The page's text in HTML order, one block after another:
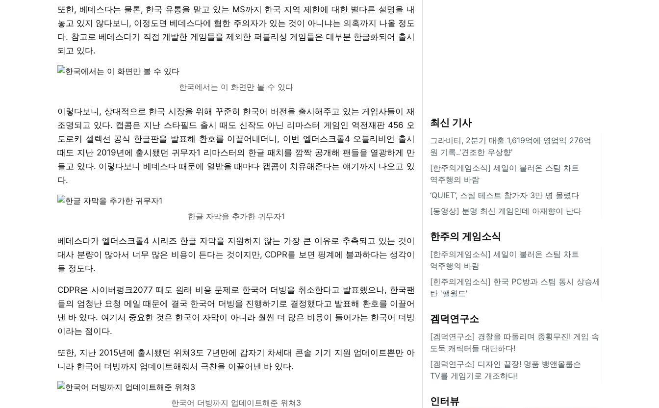
또한, 베데스다는 물론, 한국 유통을 맡고 있는 MS까지 한국 지역 제한에 대한 별다른 설명을 내
놓고 있지 않다보니, 이정도면 베데스다에 혐한 주의자가 있는 것이 아니냐는 의혹까지 나올 정도
다. 참고로 베데스다가 직접 개발한 게임들을 제외한 퍼블리싱 게임들은 대부분 한글화되어 출시
되고 있다.
한국에서는 이 화면만 볼 수 있다
이렇다보니, 상대적으로 한국 시장을 위해 꾸준히 한국어 버전을 출시해주고 있는 게임사들이 재
조명되고 있다. 캡콤은 지난 스타필드 출시 때도 신작도 아닌 리마스터 게임인 역전재판 456 오
도로키 셀렉션 공식 한글판을 발표해 환호를 이끌어내더니, 이번 엘더스크롤4 오블리비언 출시
때도 지난 2019년에 출시됐던 귀무자1 리마스터의 한글 패치를 깜짝 공개해 팬들을 열광하게 만
들고 있다. 이렇다보니 베데스다 때문에 열받을 때마다 캡콤이 치유해준다는 얘기까지 나오고 있
다.
한글 자막을 추가한 귀무자1
베데스다가 엘더스크롤4 시리즈 한글 자막을 지원하지 않는 가장 큰 이유로 추측되고 있는 것이
대사 분량이 많아서 너무 많은 비용이 든다는 것이지만, CDPR를 보면 핑계에 불과하다는 생각이
들 정도다.
CDPR은 사이버펑크2077 때도 원래 비용 문제로 한국어 더빙을 취소한다고 발표했으나, 한국팬
들의 엄청난 요청 메일 때문에 결국 한국어 더빙을 진행하기로 결정했다고 발표해 환호를 이끌어
낸 바 있다. 여기서 중요한 것은 한국어 자막이 아니라 훨씬 더 많은 비용이 들어가는 한국어 더빙
이라는 점이다.
또한, 지난 2015년에 출시됐던 위쳐3도 7년만에 갑자기 차세대 콘솔 기기 지원 업데이트뿐만 아
니라 한국어 더빙까지 업데이트해줘서 극찬을 이끌어낸 바 있다.
한국어 더빙까지 업데이트해준 위쳐3
최신 기사
그라비티, 2분기 매출 1,619억에 영업익 276억
원 기록..'견조한 우상향'
[한주의게임소식] 세일이 불러온 스팀 차트
역주행의 바람
‘QUIET’, 스팀 테스트 참가자 3만 명 몰렸다
[동영상] 분명 최신 게임인데 아재향이 난다
한주의 게임소식
[한주의게임소식] 세일이 불러온 스팀 차트
역주행의 바람
[힌주의게임소식] 한국 PC방과 스팀 동시 상승세
탄 '팰월드'
겜덕연구소
[겜덕연구소] 경찰을 따돌리며 종횡무진! 게임 속
도둑 캐릭터들 대단하다!
[겜덕연구소] 디자인 끝장! 명품 뱅앤올룹슨
TV를 게임기로 개조하다!
인터뷰